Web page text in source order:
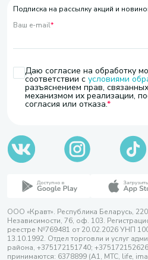
Подписка на рассылку акций и
Ваш e-mail*
Даю согласие на обработку
соответствии с условиями
разъяснением прав,
механизмом их реализации,
согласия или отказа.
ООО «Кравт». Республика Беларусь,
Независимости, 76, оф. 103.
реестре №769481 от 20.02.2026 УНП
13.10.1992. Отдел торговли и услуг
района, +375172151740;
принимаются: 6378899 (А1, МТС, life,